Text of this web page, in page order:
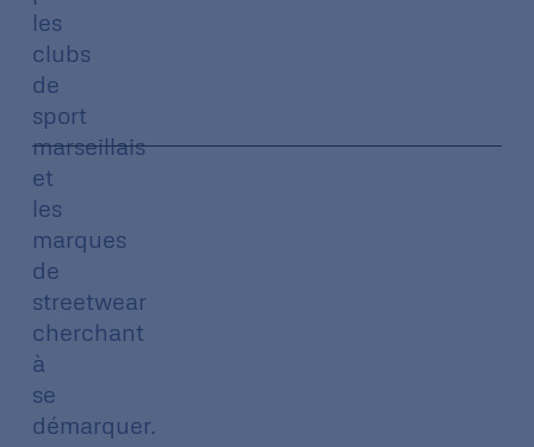
les
clubs
de
sport
marseillais
et
les
marques
de
streetwear
cherchant
à
se
démarquer.